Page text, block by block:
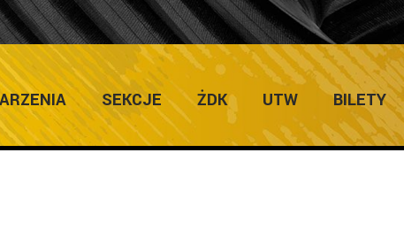
SEKCJE ŻDK UTW BILETY
Home/Salon Wystaw Artystycznych/Protokół